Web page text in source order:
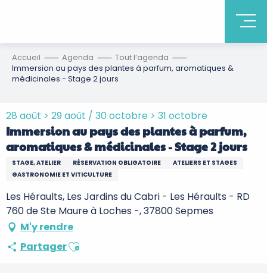
Accueil Agenda
Tout l’agenda
Immersion au pays des plantes à parfum, aromatiques &
médicinales - Stage 2 jours
28 août > 29 août / 30 octobre > 31 octobre
Immersion au pays des plantes à parfum,
aromatiques & médicinales - Stage 2 jours
STAGE, ATELIER RÉSERVATION OBLIGATOIRE
ATELIERS ET STAGES
GASTRONOMIE ET VITICULTURE
Les Héraults, Les Jardins du Cabri - Les Héraults - RD
760 de Ste Maure à Loches -, 37800 Sepmes
M'y rendre
PartagerAjouter aux favoris